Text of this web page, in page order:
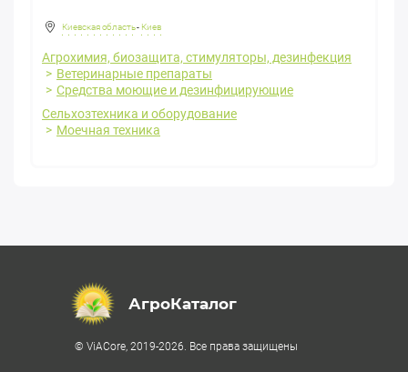
Киевская область- Киев
Агрохимия, биозащита, стимуляторы, дезинфекция
Ветеринарные препараты
Средства моющие и дезинфицирующие
Сельхозтехника и оборудование
Моечная техника
АгроКаталог
© ViACore, 2019-2026. Все права защищены